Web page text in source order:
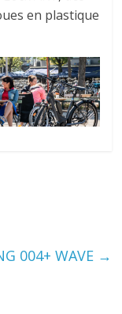
en plastique
004+ WAVE →